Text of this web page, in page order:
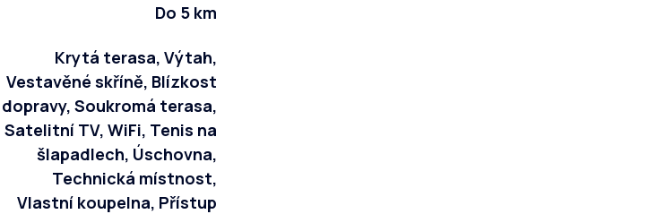
Do 5 km
Krytá terasa, Výtah,
Vestavěné skříně, Blízkost
dopravy, Soukromá terasa,
Satelitní TV, WiFi, Tenis na
šlapadlech, Úschovna,
Technická místnost,
Vlastní koupelna, Přístup